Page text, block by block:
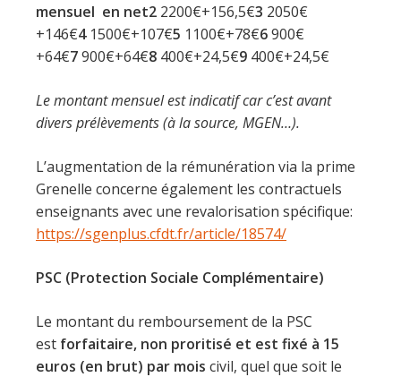
mensuel en net2 2200€+156,5€3 2050€
+146€41500€+107€5 1100€+78€6900€
+64€7900€+64€8 400€+24,5€9 400€+24,5€
Le montant mensuel est indicatif car c’est avant
divers prélèvements (à la source, MGEN…).
L’augmentation de la rémunération via la prime
Grenelle concerne également les contractuels
enseignants avec une revalorisation spécifique:
https://sgenplus.cfdt.fr/article/18574/
PSC (Protection Sociale Complémentaire)
Le montant du remboursement de la PSC
est forfaitaire, non proritisé et est fixé à 15
euros (en brut) par mois civil, quel que soit le